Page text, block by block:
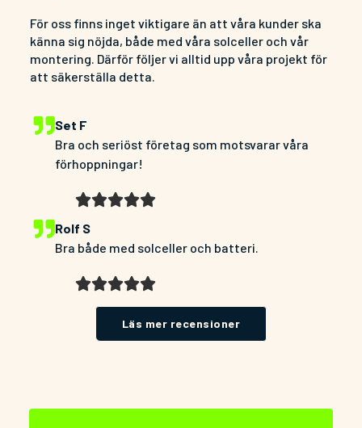
För oss finns inget viktigare än att våra kunder ska
känna sig nöjda, både med våra solceller och vår
montering. Därför följer vi alltid upp våra projekt för
att säkerställa detta.
Set F
Bra och seriöst företag som motsvarar våra
förhoppningar!
B
g
a
t
Rolf S
Bra både med solceller och batteri.
B
e
t
y
Läs mer recensioner